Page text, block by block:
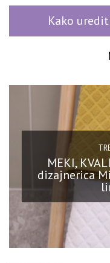
Kako
MEKI,
dizajnerica